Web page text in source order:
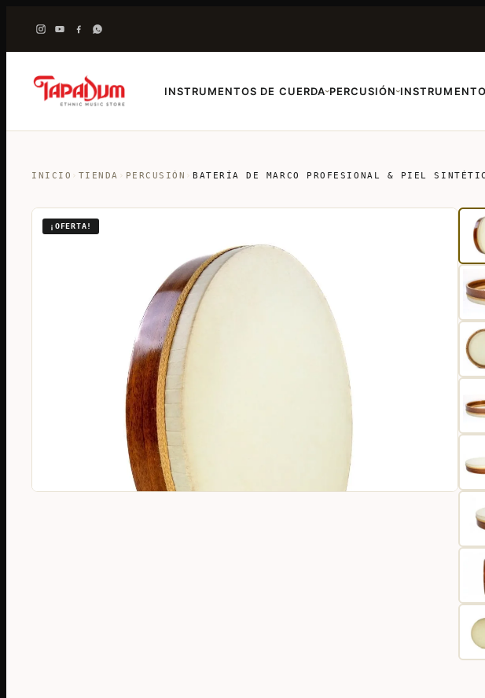
INSTRUMENTOS DE CUERDA›PERCUSIÓN›
INICIO › TIENDA › PERCUSIÓN ›BATERÍA DE MARCO PROFESIONAL & PIEL
¡OFERTA!